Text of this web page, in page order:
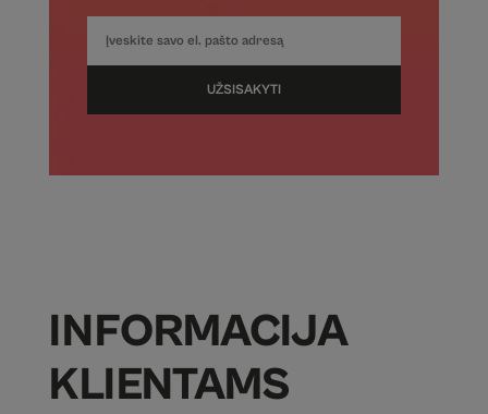
UŽSISAKYTI
INFORMACIJA
KLIENTAMS